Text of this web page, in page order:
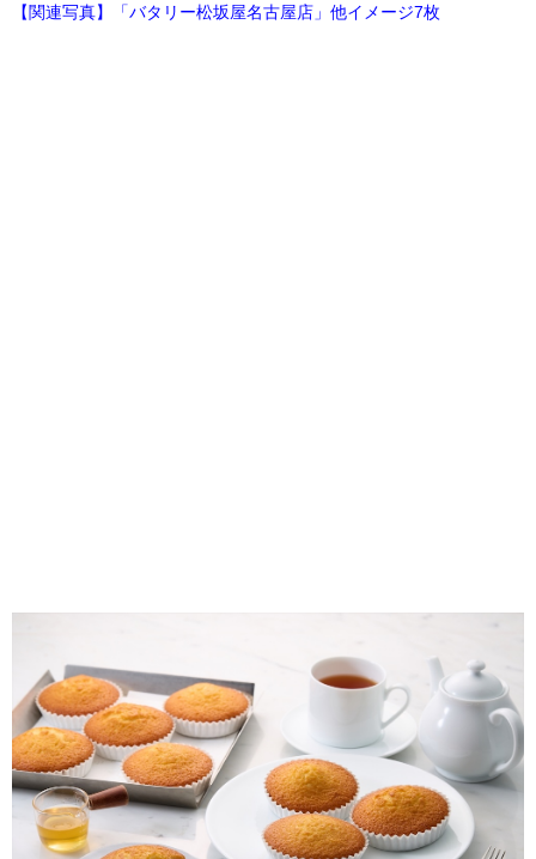
【関連写真】「バタリー松坂屋名古屋店」他イメージ7枚